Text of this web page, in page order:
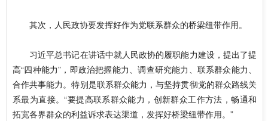
其次，人民政协要发挥好作为党联系群众的桥梁纽带作用。
习近平总书记在讲话中就人民政协的履职能力建设，提出了提
高“四种能力”，即政治把握能力、调查研究能力、联系群众能力、
合作共事能力。特别是联系群众能力，与坚持贯彻党的群众路线关
系最为直接。“要提高联系群众能力，创新群众工作方法，畅通和
拓宽各界群众的利益诉求表达渠道，发挥好桥梁纽带作用。”